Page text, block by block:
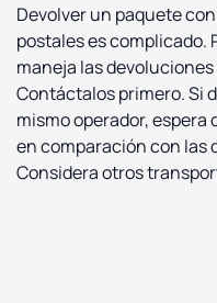
Devolver un paquete
postales es complicado.
maneja las
Contáctalos primero. Si
mismo operador, espera
en comparación con las
Considera otros